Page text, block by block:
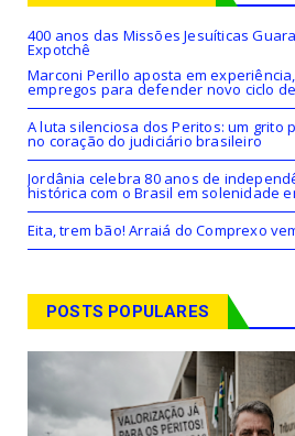
400 anos das Missões Jesuíticas
Expotchê
Marconi Perillo aposta em
empregos para defender novo ciclo
A luta silenciosa dos Peritos: um grito
no coração do judiciário brasileiro
Jordânia celebra 80 anos de
histórica com o Brasil em solenidade
Eita, trem bão! Arraiá do Comprexo
POSTS POPULARES